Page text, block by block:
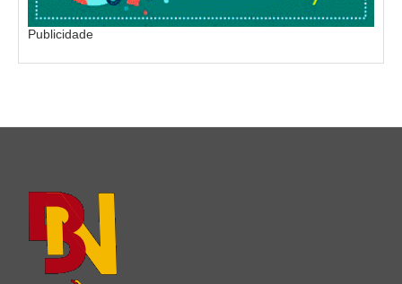
Publicidade